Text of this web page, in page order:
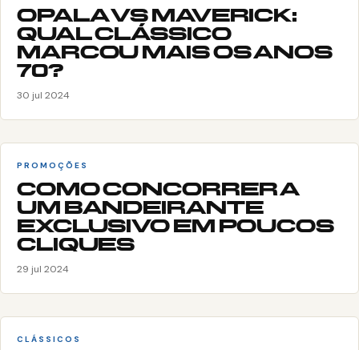
OPALA VS MAVERICK:
QUAL CLÁSSICO
MARCOU MAIS OS ANOS
70?
30 jul 2024
PROMOÇÕES
COMO CONCORRER A
UM BANDEIRANTE
EXCLUSIVO EM POUCOS
CLIQUES
29 jul 2024
CLÁSSICOS